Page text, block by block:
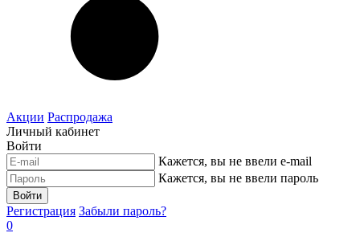
Акции Распродажа
Личный кабинет
Войти
Кажется, вы не ввели e-mail
Кажется, вы не ввели пароль
Войти
Регистрация Забыли пароль?
0